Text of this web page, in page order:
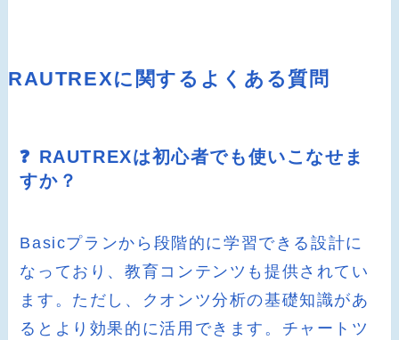
RAUTREXに関するよくある質問
❓ RAUTREXは初心者でも使いこなせま
すか？
Basicプランから段階的に学習できる設計に
なっており、教育コンテンツも提供されてい
ます。ただし、クオンツ分析の基礎知識があ
るとより効果的に活用できます。チャートツ